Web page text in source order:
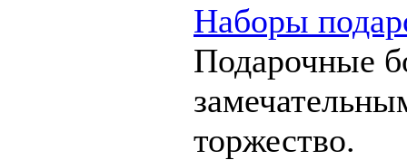
Наборы
Подарочные
торжество.